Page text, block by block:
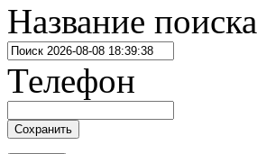
Название поиска
Телефон
Сохранить